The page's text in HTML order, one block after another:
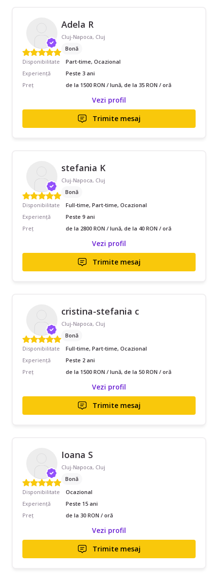
Adela R
Cluj-Napoca, Cluj
Bonă
Disponibilitate
Part-time, Ocazional
Experiență
Peste 3 ani
Preț
de la 1500 RON / lună, de la 35 RON / oră
Vezi profil
Trimite mesaj
stefania K
Cluj-Napoca, Cluj
Bonă
Disponibilitate
Full-time, Part-time, Ocazional
Experiență
Peste 9 ani
Preț
de la 2800 RON / lună, de la 40 RON / oră
Vezi profil
Trimite mesaj
cristina-stefania c
Cluj-Napoca, Cluj
Bonă
Disponibilitate
Full-time, Part-time, Ocazional
Experiență
Peste 2 ani
Preț
de la 1500 RON / lună, de la 50 RON / oră
Vezi profil
Trimite mesaj
Ioana S
Cluj-Napoca, Cluj
Bonă
Disponibilitate
Ocazional
Experiență
Peste 15 ani
Preț
de la 30 RON / oră
Vezi profil
Trimite mesaj